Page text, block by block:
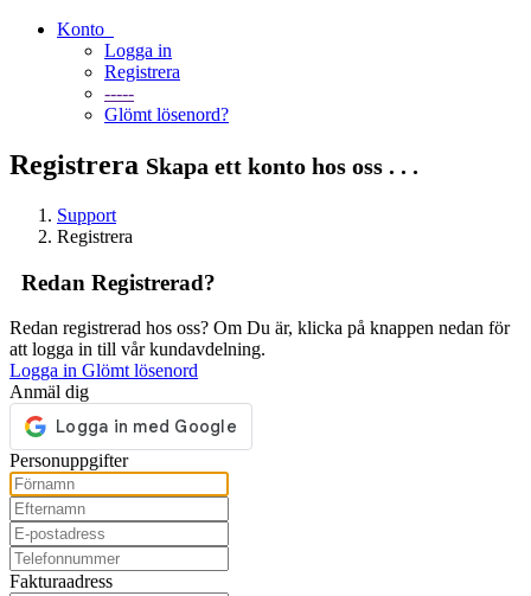
Konto
Logga in
Registrera
-----
Glömt lösenord?
Registrera Skapa ett konto hos oss . . .
Support
Registrera
Redan Registrerad?
Redan registrerad hos oss? Om Du är, klicka på knappen nedan för
att logga in till vår kundavdelning.
Logga in Glömt lösenord
Anmäl dig
Personuppgifter
Fakturaadress